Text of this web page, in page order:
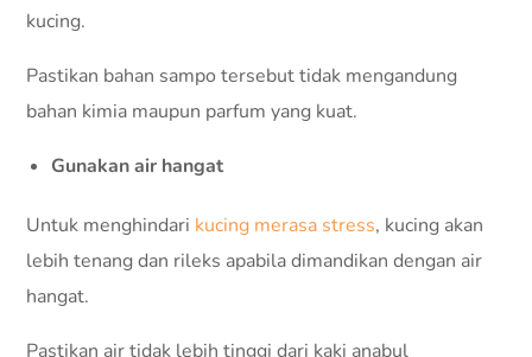
kucing.
Pastikan bahan sampo tersebut tidak mengandung
bahan kimia maupun parfum yang kuat.
Gunakan air hangat
Untuk menghindari kucing merasa stress, kucing akan
lebih tenang dan rileks apabila dimandikan dengan air
hangat.
Pastikan air tidak lebih tinggi dari kaki anabul